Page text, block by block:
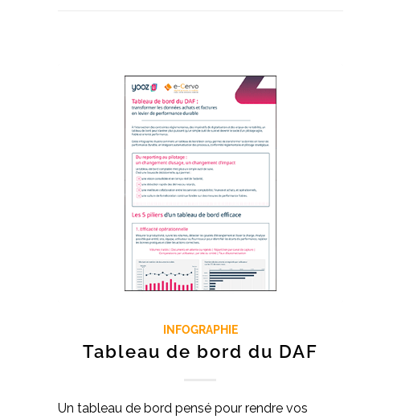
INFOGRAPHIE
Tableau de bord du DAF
Un tableau de bord pensé pour rendre vos